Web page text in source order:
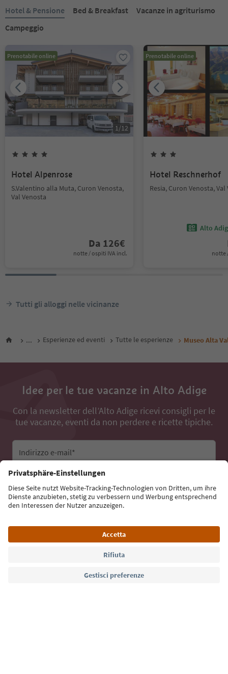
Hotel & Pensione Bed & Breakfast
Vacanze in agriturismo
Campeggio
Prenotabile online
1/12
Hotel Alpenrose
S.Valentino alla Muta, Curon Venosta,
Val Venosta
Da 126€
notte / ospiti IVA incl.
Prenotabile online
Hotel Reschnerhof
Resia, Curon Venosta, Val
Alto
notte
Tutti gli alloggi nelle vicinanze
... Esperienze ed eventi Tutte le esperienze Museo Alta
Idee per le tue vacanze in Alto Adige
Con la newsletter dell’Alto Adige ricevi consigli per le
tue vacanze, eventi da non perdere e ricette tipiche.
Indirizzo e-mail*
Iscriviti alla newsletter